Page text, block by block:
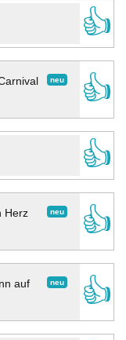
👍
neu
👍
👍
neu
Herz
👍
neu
auf
👍